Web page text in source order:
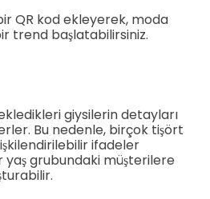
QR kod ekleyerek, moda
trend başlatabilirsiniz.
giysilerin detayları
Bu nedenle, birçok tişört
ifadeler
yaş grubundaki müşterilere